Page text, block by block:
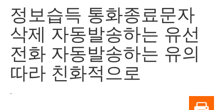
정보습득 통화종료문자
삭제 자동발송하는 유선
전화 자동발송하는 유의
따라 친화적으로
.